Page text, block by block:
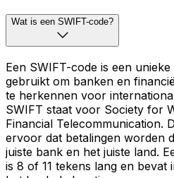
Wat is een SWIFT-code?
Een SWIFT-code is een
gebruikt om banken en
te herkennen voor
SWIFT staat voor Society for
Financial Telecommunication.
ervoor dat betalingen worden
juiste bank en het juiste land.
is 8 of 11 tekens lang en